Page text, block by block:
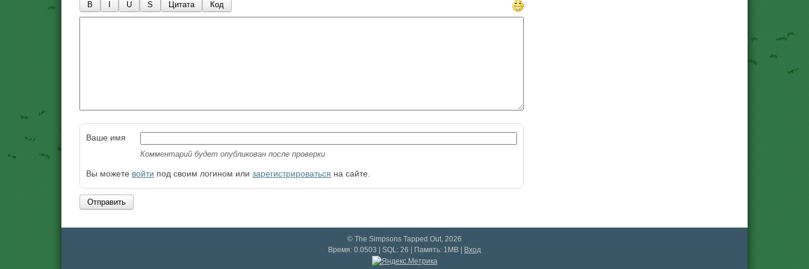
B U S Цитата Код
Ваше имя
Комментарий будет опубликован после проверки
Вы можете войти под своим логином или зарегистрироваться на сайте.
Отправить
© The Simpsons Tapped Out, 2026
Время: 0.0503 | SQL: 26 | Память: 1MB
Вход